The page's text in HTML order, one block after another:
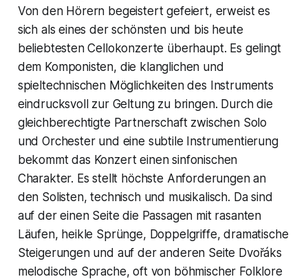
Von den Hörern begeistert gefeiert, erweist es
sich als eines der schönsten und bis heute
beliebtesten Cellokonzerte überhaupt. Es gelingt
dem Komponisten, die klanglichen und
spieltechnischen Möglichkeiten des Instruments
eindrucksvoll zur Geltung zu bringen. Durch die
gleichberechtigte Partnerschaft zwischen Solo
und Orchester und eine subtile Instrumentierung
bekommt das Konzert einen sinfonischen
Charakter. Es stellt höchste Anforderungen an
den Solisten, technisch und musikalisch. Da sind
auf der einen Seite die Passagen mit rasanten
Läufen, heikle Sprünge, Doppelgriffe, dramatische
Steigerungen und auf der anderen Seite Dvořáks
melodische Sprache, oft von böhmischer Folklore